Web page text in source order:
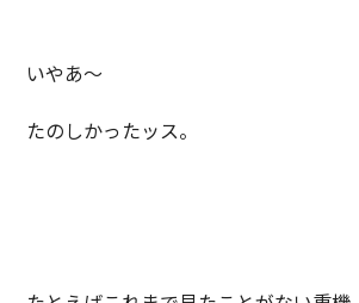
いやあ～
たのしかったッス。